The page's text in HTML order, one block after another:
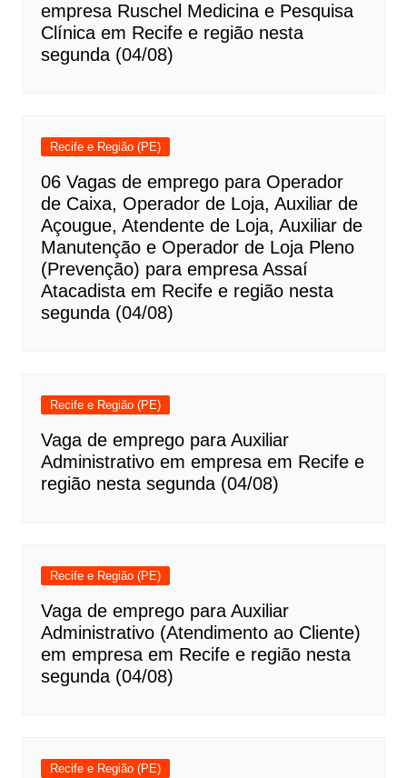
empresa Ruschel Medicina e Pesquisa
Clínica em Recife e região nesta
segunda (04/08)
Recife e Região (PE)
06 Vagas de emprego para Operador
de Caixa, Operador de Loja, Auxiliar de
Açougue, Atendente de Loja, Auxiliar de
Manutenção e Operador de Loja Pleno
(Prevenção) para empresa Assaí
Atacadista em Recife e região nesta
segunda (04/08)
Recife e Região (PE)
Vaga de emprego para Auxiliar
Administrativo em empresa em Recife e
região nesta segunda (04/08)
Recife e Região (PE)
Vaga de emprego para Auxiliar
Administrativo (Atendimento ao Cliente)
em empresa em Recife e região nesta
segunda (04/08)
Recife e Região (PE)